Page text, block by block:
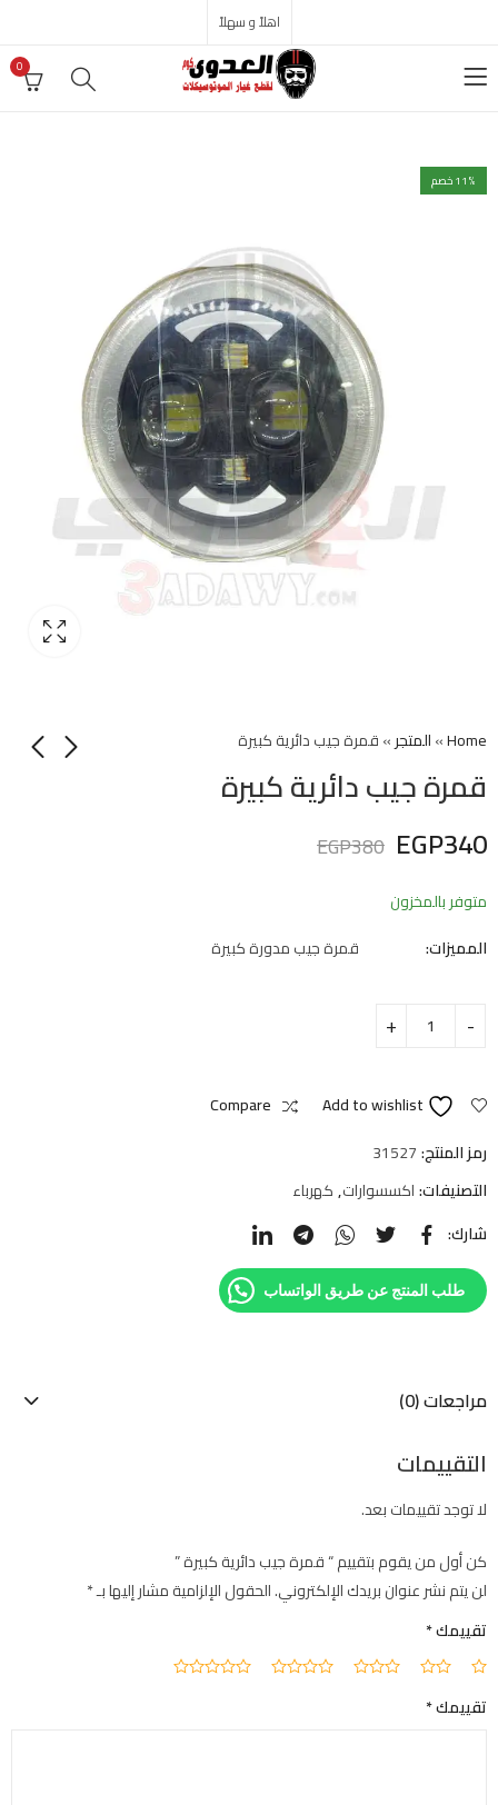
اهلاً و سهلاً
0
11% خصم
Home
»المتجر»قمرة جيب دائرية كبيرة
قمرة جيب دائرية كبيرة
EGP340
EGP380
متوفر بالمخزون
المميزات:
قمرة جيب مدورة كبيرة
Add to wishlist
Compare
رمز المنتج:31527
التصنيفات:اكسسوارات,كهرباء
شارك:
طلب المنتج عن طريق الواتساب
مراجعات (0)
التقييمات
لا توجد تقييمات بعد.
كن أول من يقوم بتقييم “ قمرة جيب دائرية كبيرة ”
لن يتم نشر عنوان بريدك الإلكتروني.الحقول الإلزامية مشار إليها بـ*
تقييمك*
تقييمك*